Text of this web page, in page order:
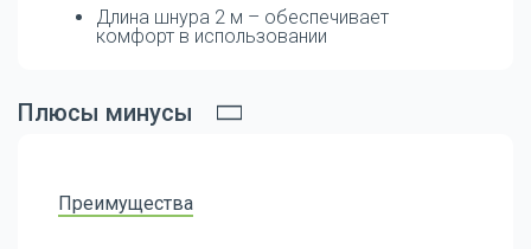
Длина шнура 2 м – обеспечивает
комфорт в использовании
Плюсы минусы
Преимущества